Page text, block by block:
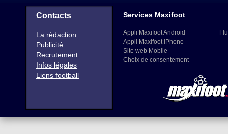
Contacts
La rédaction
Publicité
Recrutement
Infos légales
Liens football
Services Maxifoot
Appli Maxifoot Android
Appli Maxifoot iPhone
Site web Mobile
Choix de consentement